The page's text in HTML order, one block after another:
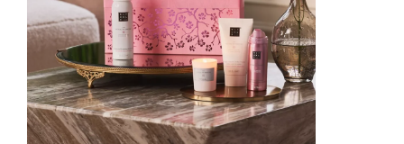
worden
op
de
productpagina